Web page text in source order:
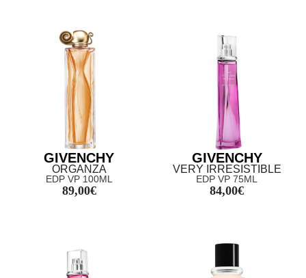
GIVENCHY
ORGANZA
EDP VP 100ML
89,00€
GIVENCHY
VERY IRRESISTIBLE
EDP VP 75ML
84,00€